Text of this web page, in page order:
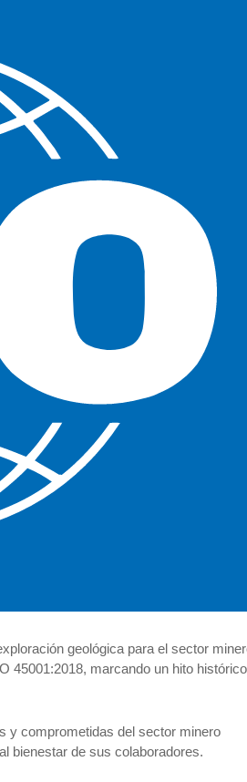
geológica para el sector
45001:2018, marcando un hito histórico
y comprometidas del sector minero
bienestar de sus colaboradores.